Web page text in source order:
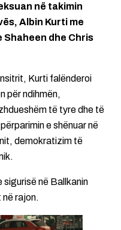
në takimin
Albin Kurti me
dhe Chris
Kurti falënderoi
për ndihmën,
të tyre dhe të
e shënuar në
demokratizim të
sigurisë në Ballkanin
rajon.